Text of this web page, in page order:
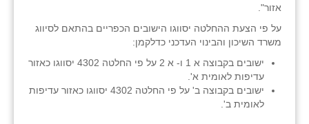
אזור".
על פי הצעת ההחלטה יסווגו הישובים הכפריים בהתאם לסיווג
משרד השיכון והבינוי העדכני כדלקמן:
ישובים בקבוצה א 1 ו- א 2 על פי החלטה 4302 יסווגו כאזור
עדיפות לאומית א'.
ישובים בקבוצה ב' על פי החלטה 4302 יסווגו כאזור עדיפות
לאומית ב'.